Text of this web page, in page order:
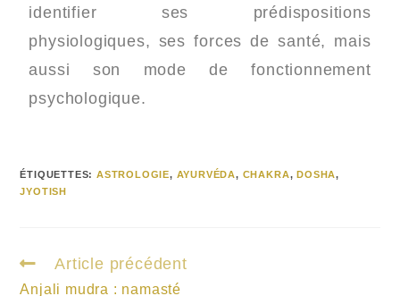
identifier ses prédispositions
physiologiques, ses forces de santé, mais
aussi son mode de fonctionnement
psychologique.
ÉTIQUETTES:ASTROLOGIE, AYURVÉDA, CHAKRA, DOSHA,
JYOTISH
Article précédent
Anjali mudra : namasté